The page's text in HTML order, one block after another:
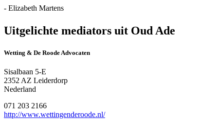
- Elizabeth Martens
Uitgelichte mediators uit Oud Ade
Wetting & De Roode Advocaten
Sisalbaan 5-E
2352 AZ Leiderdorp
Nederland
071 203 2166
http://www.wettingenderoode.nl/